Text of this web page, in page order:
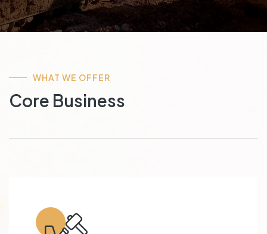
WHAT WE OFFER
Core Business